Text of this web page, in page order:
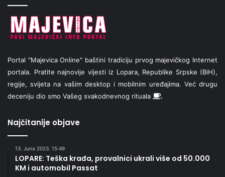
Portal "Majevica Online" baštini tradiciju prvog majevičkog Internet
portala. Pratite najnovije vijesti iz Lopara, Republike Srpske (BiH),
regije, svijeta na vašim desktop i mobilnim uređajima. Već drugu
deceniju dio smo Vašeg svakodnevnog rituala
.
Najčitanije objave
13. Juna 2023. 15:49
LOPARE: Teška krađa, provalnici ukrali više od 50.000
KM i automobil Passat